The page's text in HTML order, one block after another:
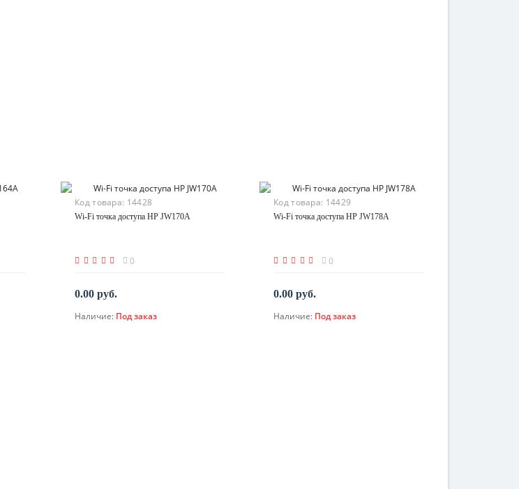
Код товара: 14428
Wi-Fi точка доступа HP JW170A
0
0.00 руб.
По запросу
Наличие: Под заказ
Код товара: 14429
Wi-Fi точка доступа HP JW178A
0
0.00 руб.
По запросу
Наличие: Под заказ